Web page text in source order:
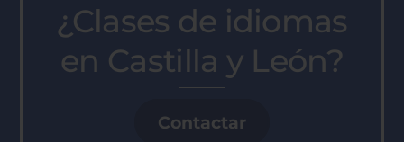
¿Clases de idiomas
en Castilla y León?
Contactar